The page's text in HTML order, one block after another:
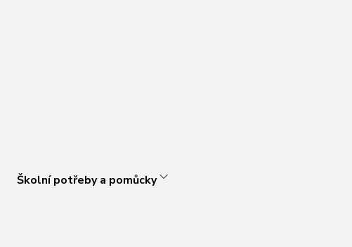
Školní potřeby a pomůcky